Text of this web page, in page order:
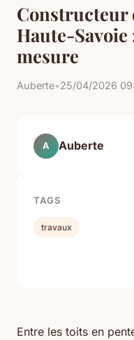
Constructeur
Haute-
mesure
Auberte•25/04/2026
Entre les toits en
A Auberte
TAGS
travaux